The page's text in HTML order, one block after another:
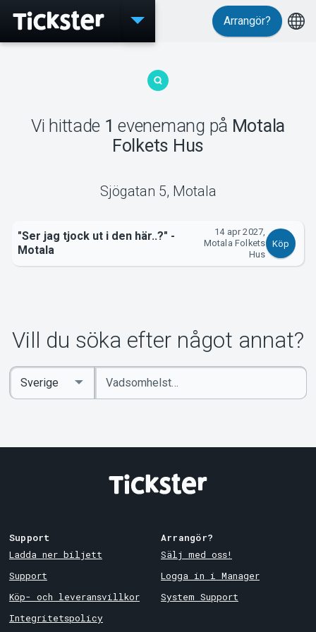
Evenemang
MyTickster
Support
Arrangör?
Vi hittade 1 evenemang på Motala
Folkets Hus
Sjögatan 5, Motala
"Ser jag tjock ut i den här..?" -
Motala
14 apr 2027,
Motala Folkets
Hus
Köp
Vill du söka efter något annat?
Ange
sökord
Select
Country
Support
Ladda ner biljett
Support
Köp- och leveransvillkor
Integritetspolicy
Arrangör?
Sälj med oss!
Logga in i Manager
System Support